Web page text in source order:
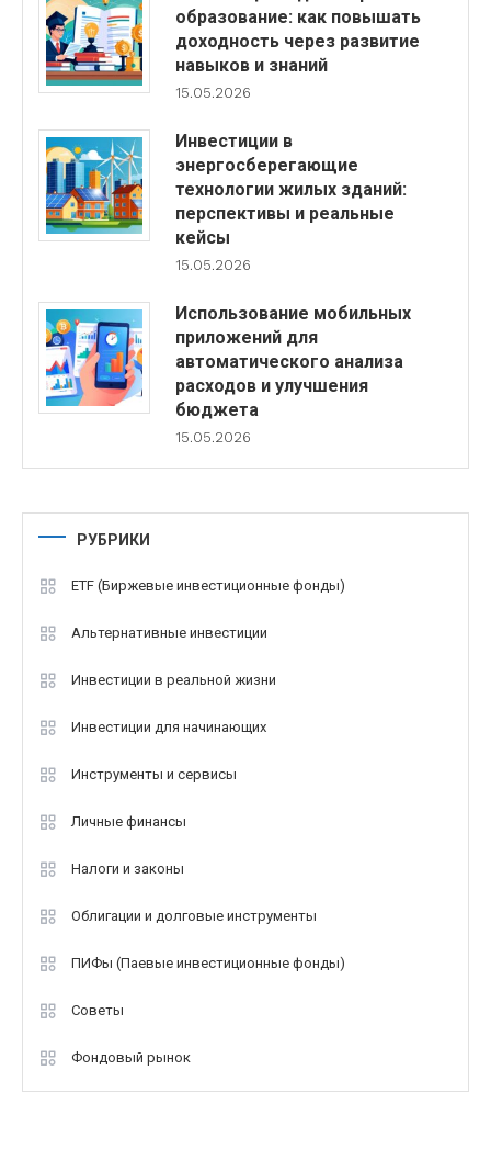
образование: как повышать
доходность через развитие
навыков и знаний
15.05.2026
Инвестиции в
энергосберегающие
технологии жилых зданий:
перспективы и реальные
кейсы
15.05.2026
Использование мобильных
приложений для
автоматического анализа
расходов и улучшения
бюджета
15.05.2026
РУБРИКИ
ETF (Биржевые инвестиционные фонды)
Альтернативные инвестиции
Инвестиции в реальной жизни
Инвестиции для начинающих
Инструменты и сервисы
Личные финансы
Налоги и законы
Облигации и долговые инструменты
ПИФы (Паевые инвестиционные фонды)
Советы
Фондовый рынок